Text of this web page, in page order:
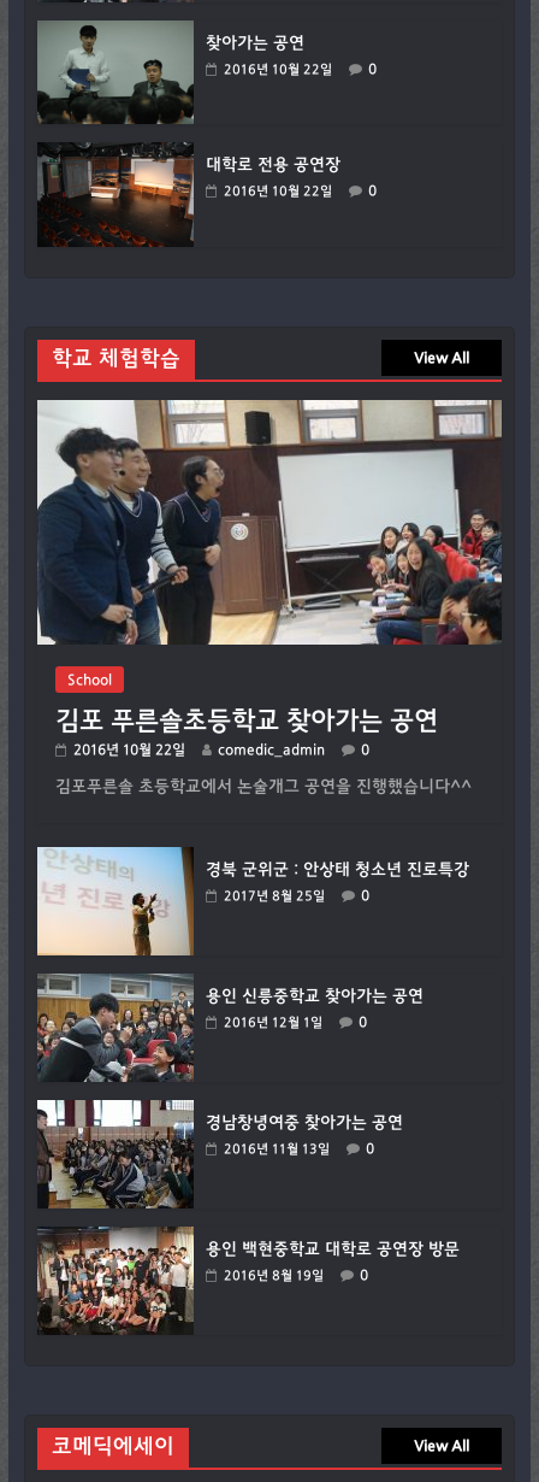
찾아가는 공연
2016년 10월 22일 0
대학로 전용 공연장
2016년 10월 22일 0
학교 체험학습 View All
School
김포 푸른솔초등학교 찾아가는 공연
2016년 10월 22일 comedic_admin 0
김포푸른솔 초등학교에서 논술개그 공연을 진행했습니다^^
경북 군위군 : 안상태 청소년 진로특강
2017년 8월 25일 0
용인 신릉중학교 찾아가는 공연
2016년 12월 1일 0
경남창녕여중 찾아가는 공연
2016년 11월 13일 0
용인 백현중학교 대학로 공연장 방문
2016년 8월 19일 0
코메딕에세이 View All